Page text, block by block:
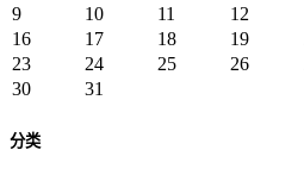
9
10 11 12
16
17 18 19
23
24 25 26
30
31
分类